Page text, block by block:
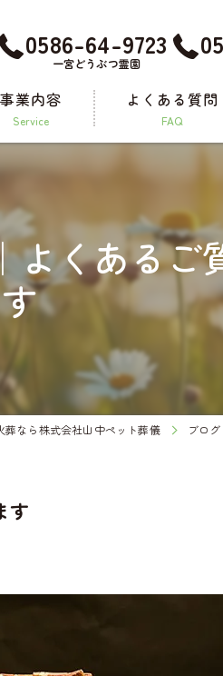
0586-64-9723
一宮どうぶつ霊園
事業内容
service
よくある質問
FAQ
よくあるご
す
葬なら株式会社山中ペット葬儀 ブログ
す